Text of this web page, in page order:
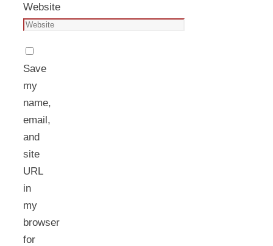
Website
Save
my
name,
email,
and
site
URL
in
my
browser
for